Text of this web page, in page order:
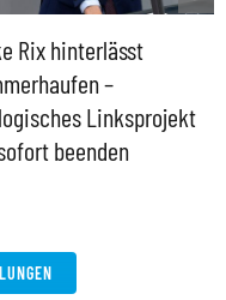
Rix hinterlässt
–
Linksprojekt
beenden